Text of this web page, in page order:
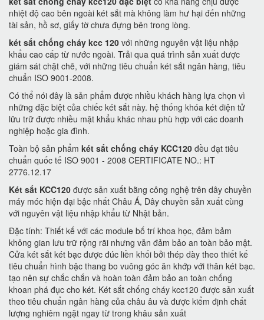
nhiệt độ cao bên ngoài két sắt mà không làm hư hại đến những
tài sản, hồ sơ, giấy tờ chưa đựng bên trong lòng.
két sắt chống cháy kcc 120 với những nguyên vật liệu nhập
khẩu cao cấp từ nước ngoài. Trải qua quá trình sản xuất được
giám sát chặt chẽ, với những tiêu chuẩn két sắt ngân hàng, tiêu
chuẩn ISO 9001-2008.
Có thể nói đây là sản phẩm được nhiều khách hàng lựa chọn vì
những đặc biệt của chiếc két sắt này. hệ thống khóa két điện tử
lữu trữ được nhiều mật khẩu khác nhau phù hợp với các doanh
nghiệp hoặc gia đình.
Toàn bộ sản phẩm két sắt chống cháy KCC120 đều đạt tiêu
chuẩn quốc tế ISO 9001 - 2008 CERTIFICATE NO.: HT
2776.12.17
Két sắt KCC120 được sản xuất bằng công nghệ trên dây chuyền
máy móc hiện đại bậc nhất Châu Á, Dây chuyền sản xuất cùng
với nguyên vật liệu nhập khẩu từ Nhật bản.
Đặc tính: Thiết kế với các module bố trí khoa học, đảm bảm
không gian lưu trữ rộng rãi nhưng vẫn đảm bảo an toàn bảo mật.
Cửa két sắt két bạc được đúc liền khối bởi thép dày theo thiết kế
tiêu chuẩn hình bậc thang bo vuông góc ăn khớp với thân két bạc.
tạo nên sự chắc chắn và hoàn toàn đảm bảo an toàn chống
khoan phá đục cho két. Két sắt chống cháy kcc120 được sản xuất
theo tiêu chuẩn ngân hàng của châu âu và được kiểm định chất
lượng nghiêm ngặt ngay từ trong khâu sản xuất